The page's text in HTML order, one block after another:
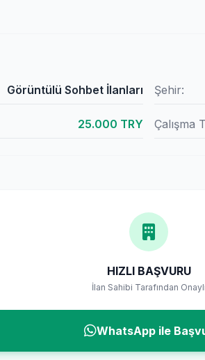
Görüntülü Sohbet İlanları Şehir:
25.000 TRY Çalışma
HIZLI BAŞVURU
İlan Sahibi Tarafından Onaylı
WhatsApp ile